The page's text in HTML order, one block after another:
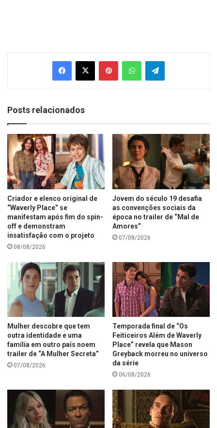
Facebook
X PinterestWhatsAppTelegram
Posts relacionados
Criador e elenco original de
“Waverly Place” se
manifestam após fim do spin-
off e demonstram
insatisfação com o projeto
08/08/2026
Jovem do século 19 desafia
as convenções sociais da
época no trailer de “Mal de
Amores”
07/08/2026
Mulher descobre que tem
outra identidade e uma
família em outro país noem
trailer de “A Mulher Secreta”
07/08/2026
Temporada final de “Os
Feiticeiros Além de Waverly
Place” revela que Mason
Greyback morreu no universo
da série
06/08/2026